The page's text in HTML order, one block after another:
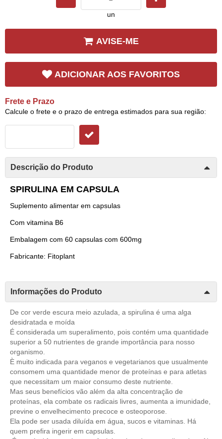
un
AVISE-ME
ADICIONAR AOS FAVORITOS
Frete e Prazo
Calcule o frete e o prazo de entrega estimados para sua região:
Descrição do Produto
SPIRULINA EM CAPSULA
Suplemento alimentar em capsulas
Com vitamina B6
Embalagem com 60 capsulas com 600mg
Fabricante: Fitoplant
Informações do Produto
De cor verde escura meio azulada, a spirulina é uma alga
desidratada e moída
É considerada um superalimento, pois contém uma quantidade
superior a 50 nutrientes de grande importância para nosso
organismo.
È muito indicada para veganos e vegetarianos que usualmente
consomem uma quantidade menor de proteínas e para atletas
que necessitam um maior consumo deste nutriente.
Mas seus benefícios vão além da alta concentração de
proteínas, ela combate os radicais livres, aumenta a imunidade,
previne o envelhecimento precoce e osteoporose.
Ela pode ser usada diluída em água, sucos e vitaminas. Há
quem prefira ingerir em capsulas.